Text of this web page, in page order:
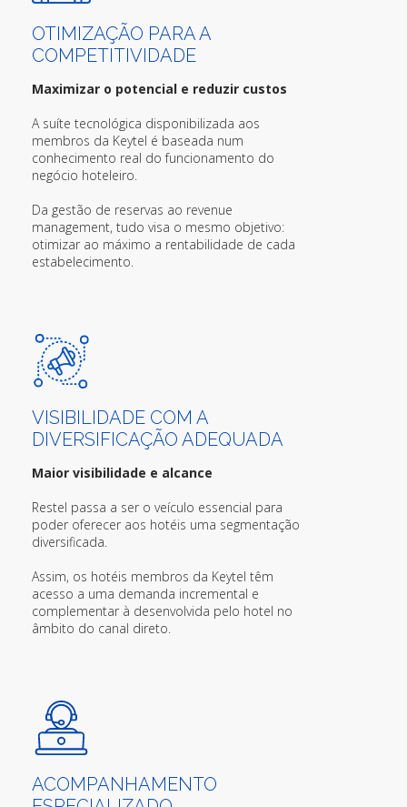
OTIMIZAÇÃO PARA A
COMPETITIVIDADE
Maximizar o potencial e reduzir custos
A suíte tecnológica disponibilizada aos
membros da Keytel é baseada num
conhecimento real do funcionamento do
negócio hoteleiro.
Da gestão de reservas ao revenue
management, tudo visa o mesmo objetivo:
otimizar ao máximo a rentabilidade de cada
estabelecimento.
VISIBILIDADE COM A
DIVERSIFICAÇÃO ADEQUADA
Maior visibilidade e alcance
Restel passa a ser o veículo essencial para
poder oferecer aos hotéis uma segmentação
diversificada.
Assim, os hotéis membros da Keytel têm
acesso a uma demanda incremental e
complementar à desenvolvida pelo hotel no
âmbito do canal direto.
ACOMPANHAMENTO